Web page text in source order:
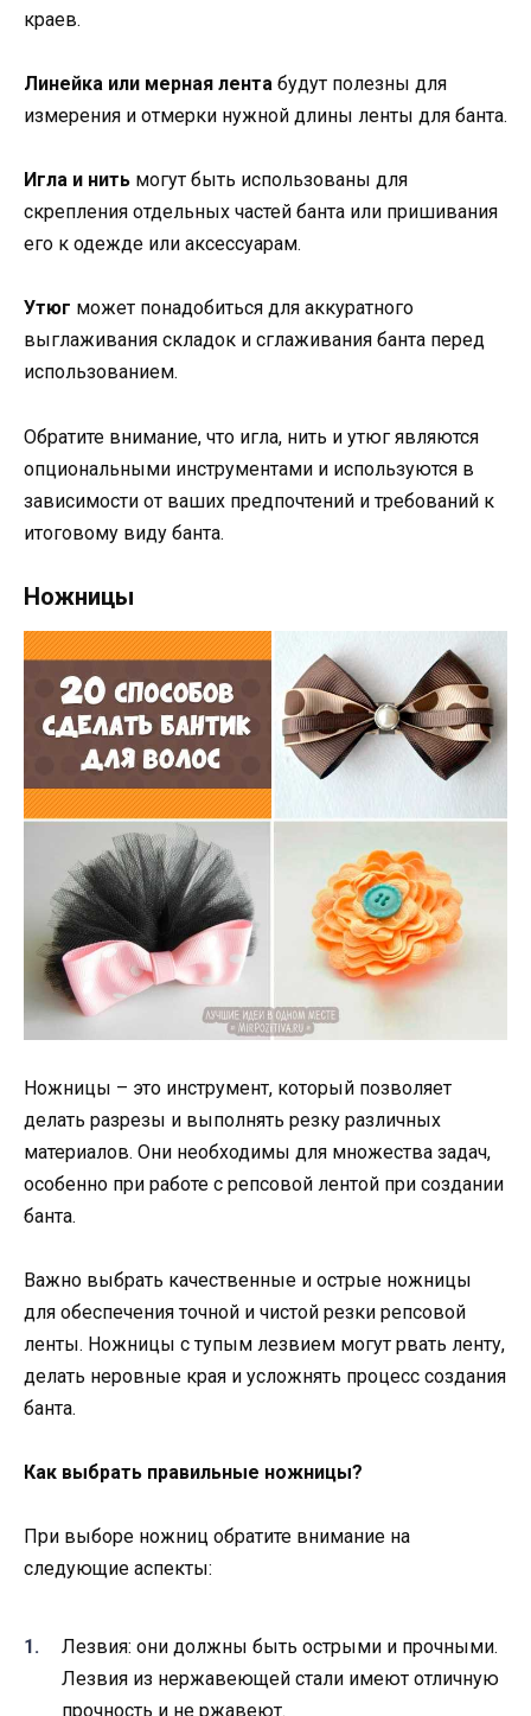
краев.
Линейка или мерная лента будут полезны для
измерения и отмерки нужной длины ленты для банта.
Игла и нить могут быть использованы для
скрепления отдельных частей банта или пришивания
его к одежде или аксессуарам.
Утюг может понадобиться для аккуратного
выглаживания складок и сглаживания банта перед
использованием.
Обратите внимание, что игла, нить и утюг являются
опциональными инструментами и используются в
зависимости от ваших предпочтений и требований к
итоговому виду банта.
Ножницы
Ножницы – это инструмент, который позволяет
делать разрезы и выполнять резку различных
материалов. Они необходимы для множества задач,
особенно при работе с репсовой лентой при создании
банта.
Важно выбрать качественные и острые ножницы
для обеспечения точной и чистой резки репсовой
ленты. Ножницы с тупым лезвием могут рвать ленту,
делать неровные края и усложнять процесс создания
банта.
Как выбрать правильные ножницы?
При выборе ножниц обратите внимание на
следующие аспекты:
Лезвия: они должны быть острыми и прочными.
Лезвия из нержавеющей стали имеют отличную
прочность и не ржавеют.